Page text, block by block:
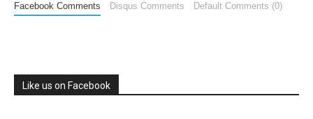
Facebook Comments Disqus Comments Default Comments (0)
Like us on Facebook